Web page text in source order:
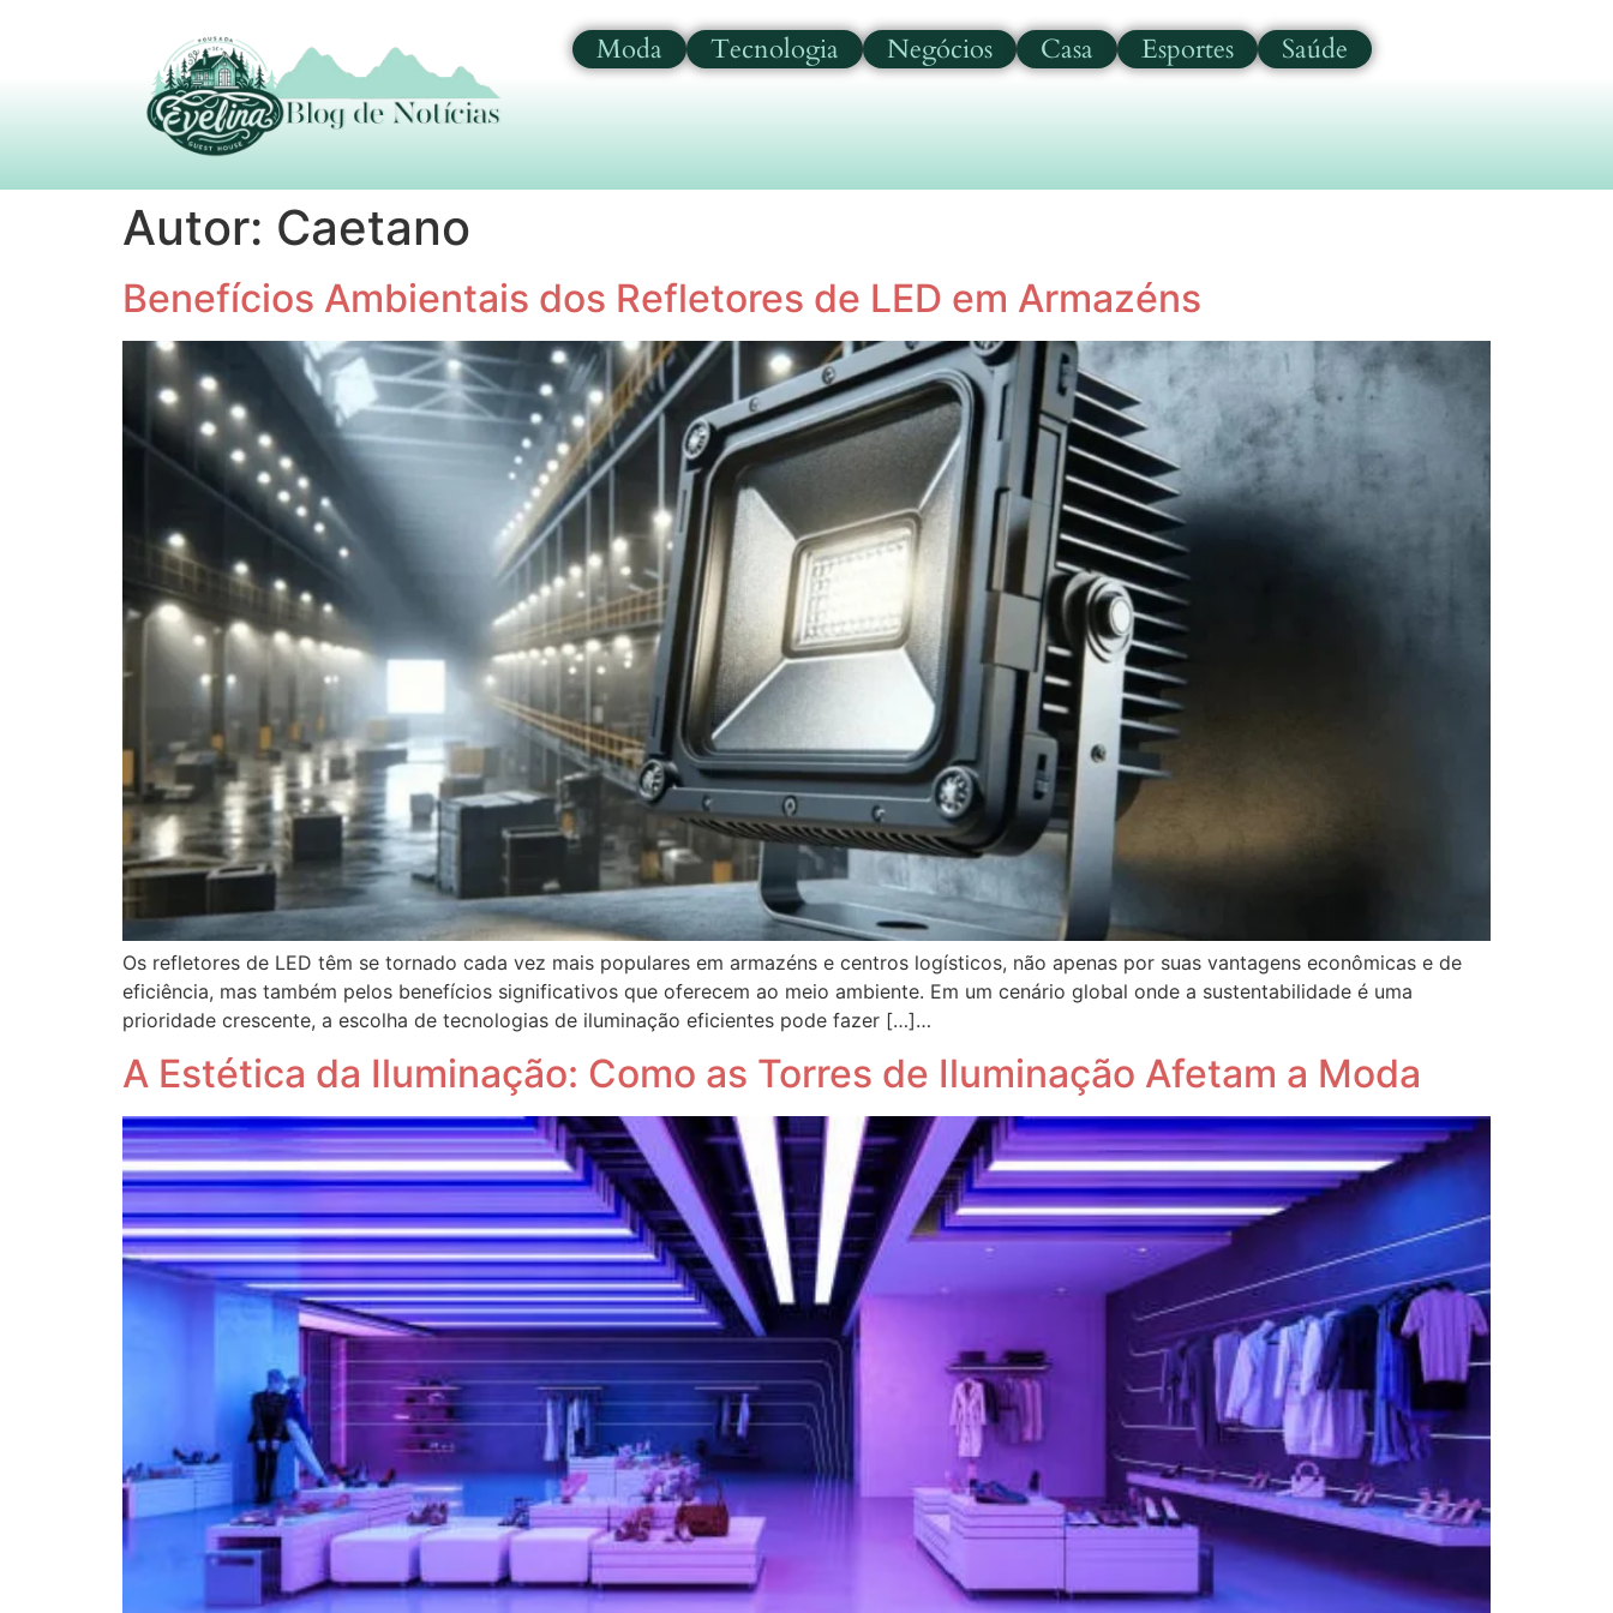
Moda Tecnologia Negócios Casa Esportes Saúde
Autor: Caetano
Benefícios Ambientais dos Refletores de LED em Armazéns
Os refletores de LED têm se tornado cada vez mais populares em armazéns e centros logísticos, não apenas por suas vantagens econômicas e de
eficiência, mas também pelos benefícios significativos que oferecem ao meio ambiente. Em um cenário global onde a sustentabilidade é uma
prioridade crescente, a escolha de tecnologias de iluminação eficientes pode fazer […]…
A Estética da Iluminação: Como as Torres de Iluminação Afetam a Moda